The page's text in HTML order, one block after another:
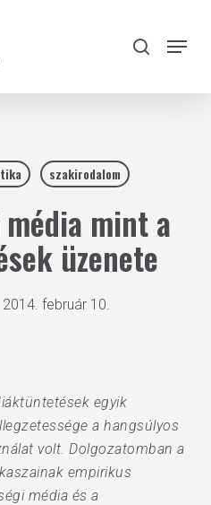
search
Menu
szakirodalom
mint a
üzenete
2014. február 10.
egyik
a hangsúlyos
volt. Dolgozatomban a
empirikus
média és a
Close